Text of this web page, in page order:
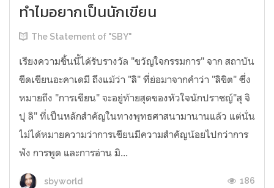
ทำไมอยากเป็นนักเขียน
The Statement of "SBY"
เรียงความชิ้นนี้ได้รับรางวัล "ขวัญใจกรรมการ" จาก สถาบัน
ขีดเขียนอะคาเดมี ถึงแม้ว่า "ลิ" ที่ย่อมาจากคำว่า "ลิขิต" ซึ่ง
หมายถึง "การเขียน" จะอยู่ท้ายสุดของหัวใจนักปราชญ์"สุ จิ
ปุ ลิ" ที่เป็นหลักสำคัญในทางพุทธศาสนามานานแล้ว แต่นั่น
ไม่ได้หมายความว่าการเขียนมีความสำคัญน้อยไปกว่าการ
ฟัง การพูด และการอ่าน มิ...
sbyworld 186